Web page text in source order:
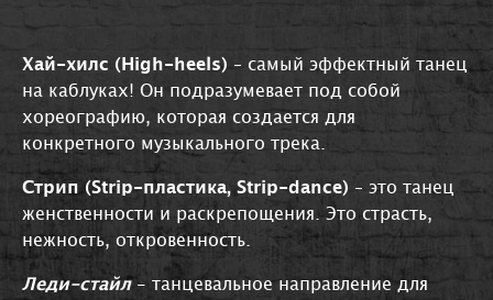
Хай-хилс (High-heels) – самый эффектный танец
на каблуках! Он подразумевает под собой
хореографию, которая создается для
конкретного музыкального трека.
Стрип (Strip-пластика, Strip-dance) – это танец
женственности и раскрепощения. Это страсть,
нежность, откровенность.
Леди-стайл- танцевальное направление для